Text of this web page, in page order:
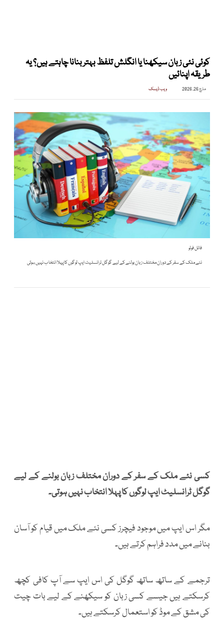
کوئی نئی زبان سیکھنا یا انگلش تلفظ بہتر بنانا چاہتے ہیں؟ یہ
طریقہ اپنائیں
مارچ 26, 2026 ویب ڈیسک
فائل فوٹو
نئے ملک کے سفر کے دوران مختلف زبان بولنے کے لیے گوگل ٹرانسلیٹ ایپ لوگوں کا پہلا انتخاب نہیں ہوتی
کسی نئے ملک کے سفر کے دوران مختلف زبان بولنے کے لیے
گوگل ٹرانسلیٹ ایپ لوگوں کا پہلا انتخاب نہیں ہوتی۔
مگر اس ایپ میں موجود فیچرز کسی نئے ملک میں قیام کو آسان
بنانے میں مدد فراہم کرتے ہیں۔
ترجمے کے ساتھ ساتھ گوگل کی اس ایپ سے آپ کافی کچھ
کرسکتے ہیں جیسے کسی زبان کو سیکھنے کے لیے بات چیت
کی مشق کے موڈ کو استعمال کرسکتے ہیں۔